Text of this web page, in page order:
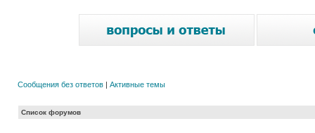
Сообщения без ответов | Активные темы
Список форумов